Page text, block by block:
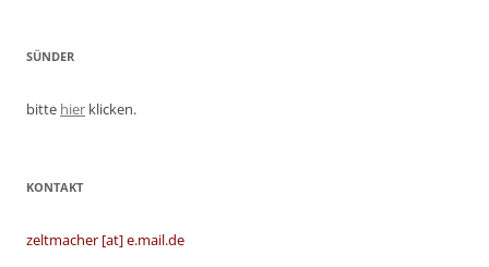
SÜNDER
bitte hier klicken.
KONTAKT
zeltmacher [at] e.mail.de